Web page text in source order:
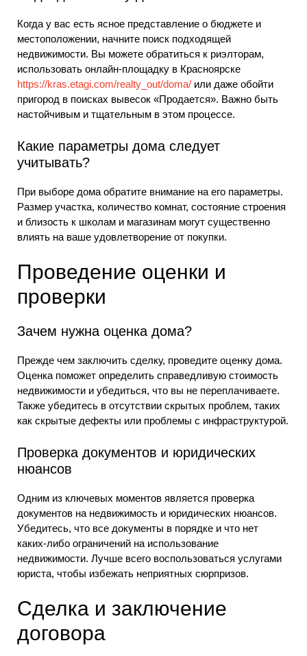
Когда у вас есть ясное представление о бюджете и
местоположении, начните поиск подходящей
недвижимости. Вы можете обратиться к риэлторам,
использовать онлайн-площадку в Красноярске
https://kras.etagi.com/realty_out/doma/ или даже обойти
пригород в поисках вывесок «Продается». Важно быть
настойчивым и тщательным в этом процессе.
Какие параметры дома следует
учитывать?
При выборе дома обратите внимание на его параметры.
Размер участка, количество комнат, состояние строения
и близость к школам и магазинам могут существенно
влиять на ваше удовлетворение от покупки.
Проведение оценки и
проверки
Зачем нужна оценка дома?
Прежде чем заключить сделку, проведите оценку дома.
Оценка поможет определить справедливую стоимость
недвижимости и убедиться, что вы не переплачиваете.
Также убедитесь в отсутствии скрытых проблем, таких
как скрытые дефекты или проблемы с инфраструктурой.
Проверка документов и юридических
нюансов
Одним из ключевых моментов является проверка
документов на недвижимость и юридических нюансов.
Убедитесь, что все документы в порядке и что нет
каких-либо ограничений на использование
недвижимости. Лучше всего воспользоваться услугами
юриста, чтобы избежать неприятных сюрпризов.
Сделка и заключение
договора